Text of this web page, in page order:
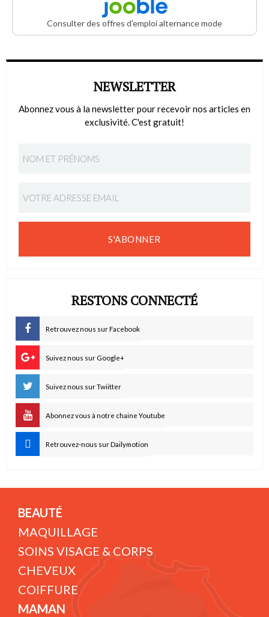
Consulter des offres d'emploi alternance mode
NEWSLETTER
Abonnez vous à la newsletter pour recevoir nos articles en
exclusivité. C'est gratuit!
S'ABONNER
RESTONS CONNECTÉ
Retrouvez nous sur Facebook
Suivez nous sur Google+
Suivez nous sur Twiitter
Abonnez vous à notre chaine Youtube
Retrouvez-nous sur Dailymotion
BEAUTÉ
MAQUILLAGE
SOINS VISAGE & CORPS
CHEVEUX
COIFFURE
MAMAN